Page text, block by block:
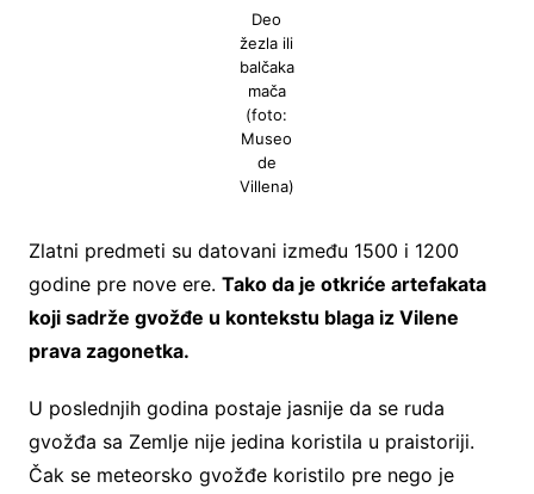
Deo
žezla ili
balčaka
mača
(foto:
Museo
de
Villena)
Zlatni predmeti su datovani između 1500 i 1200
godine pre nove ere. Tako da je otkriće artefakata
koji sadrže gvožđe u kontekstu blaga iz Vilene
prava zagonetka.
U poslednjih godina postaje jasnije da se ruda
gvožđa sa Zemlje nije jedina koristila u praistoriji.
Čak se meteorsko gvožđe koristilo pre nego je